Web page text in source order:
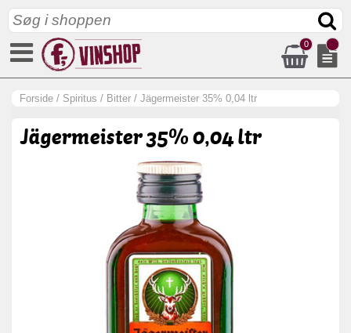
0
Forside / Spiritus / Bitter / Jägermeister 35% 0,04 ltr
Jägermeister 35% 0,04 ltr